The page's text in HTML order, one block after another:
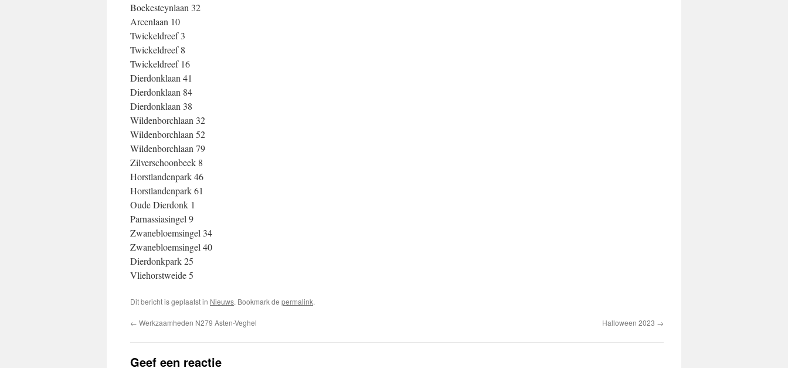
Boekesteynlaan 32
Arcenlaan 10
Twickeldreef 3
Twickeldreef 8
Twickeldreef 16
Dierdonklaan 41
Dierdonklaan 84
Dierdonklaan 38
Wildenborchlaan 32
Wildenborchlaan 52
Wildenborchlaan 79
Zilverschoonbeek 8
Horstlandenpark 46
Horstlandenpark 61
Oude Dierdonk 1
Parnassiasingel 9
Zwanebloemsingel 34
Zwanebloemsingel 40
Dierdonkpark 25
Vliehorstweide 5
Dit bericht is geplaatst in Nieuws. Bookmark de permalink.
← Werkzaamheden N279 Asten-Veghel Halloween 2023 →
Geef een reactie